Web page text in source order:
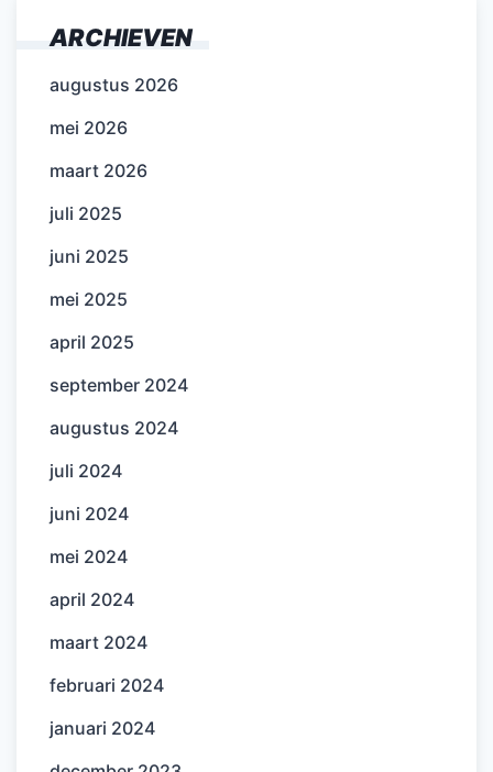
ARCHIEVEN
augustus 2026
mei 2026
maart 2026
juli 2025
juni 2025
mei 2025
april 2025
september 2024
augustus 2024
juli 2024
juni 2024
mei 2024
april 2024
maart 2024
februari 2024
januari 2024